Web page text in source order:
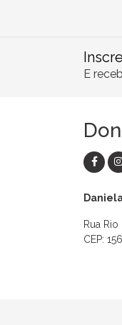
Macaquinhos
E
Rua
CEP: